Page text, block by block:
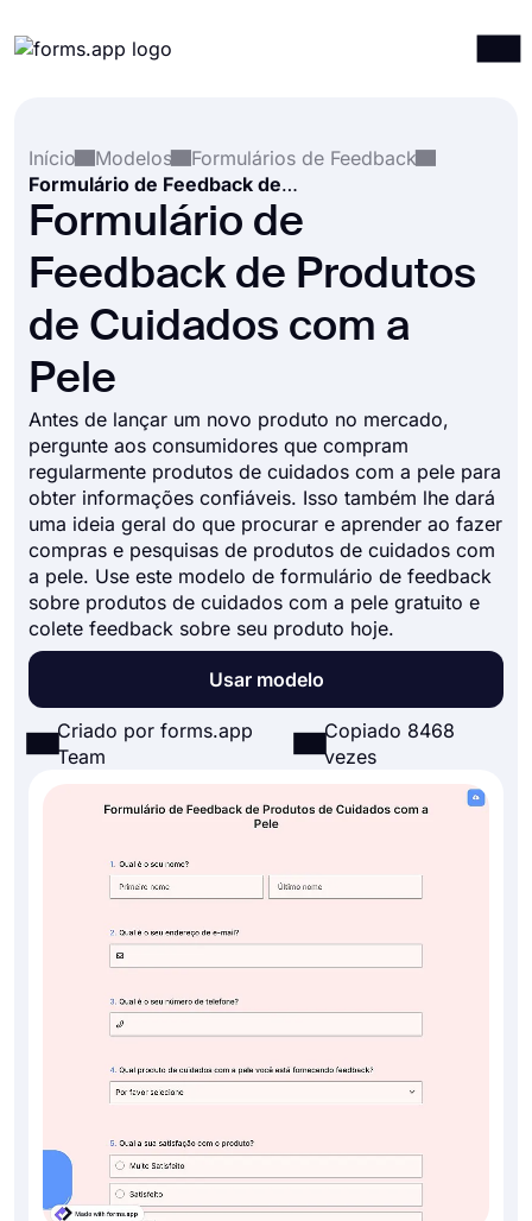
Integrações
Modelos
Recursos
Início
Modelos
Formulários de Feedback
Formulário de Feedback de Produtos de Cuidados com a Pele
Formulário de
Feedback de Produtos
de Cuidados com a
Pele
Antes de lançar um novo produto no mercado,
pergunte aos consumidores que compram
regularmente produtos de cuidados com a pele para
obter informações confiáveis. Isso também lhe dará
uma ideia geral do que procurar e aprender ao fazer
compras e pesquisas de produtos de cuidados com
a pele. Use este modelo de formulário de feedback
sobre produtos de cuidados com a pele gratuito e
colete feedback sobre seu produto hoje.
Usar modelo
Criado por forms.app
Team
Copiado 8468
vezes